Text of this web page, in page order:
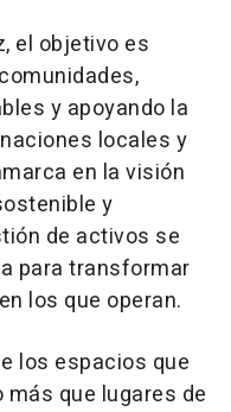
el objetivo es
y apoyando la
locales y
en la visión
y
de activos se
para transformar
los que operan.
los espacios que
que lugares de